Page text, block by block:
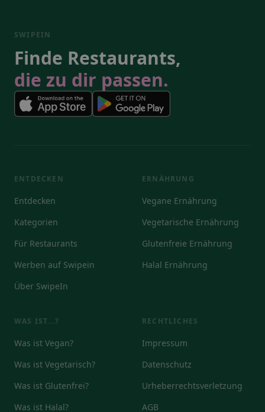
SWIPEIN
Finde Restaurants,
die zu dir passen.
ENTDECKEN
Entdecken
Kategorien
Für Restaurants
Werben auf Swipein
Über SwipeIn
ERNÄHRUNG
Vegane Ernährung
Vegetarische Ernährung
Glutenfreie Ernährung
Halal Ernährung
WAS IST...?
Was ist Vegan?
Was ist Vegetarisch?
Was ist Glutenfrei?
Was ist Halal?
RECHTLICHES
Impressum
Datenschutz
Urheberrechtsverletzung
AGB